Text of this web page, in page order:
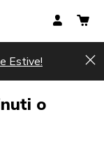
Estive!
o